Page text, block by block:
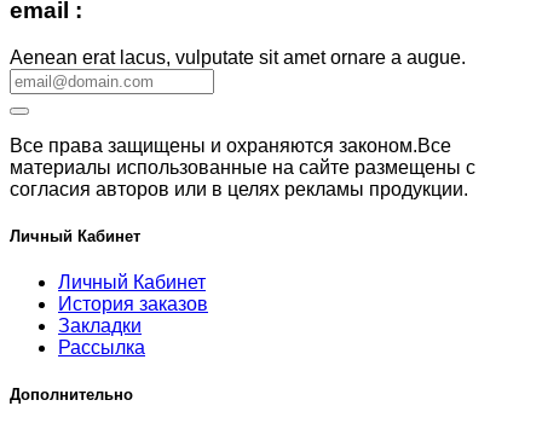
email :
Aenean erat lacus, vulputate sit amet ornare a augue.
Все права защищены и охраняются законом.Все
материалы использованные на сайте размещены с
согласия авторов или в целях рекламы продукции.
Личный Кабинет
Личный Кабинет
История заказов
Закладки
Рассылка
Дополнительно